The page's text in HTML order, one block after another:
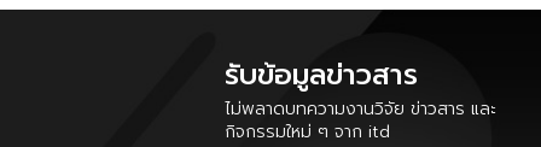
รับข้อมูลข่าวสาร
ไม่พลาดบทความงานวิจัย ข่าวสาร และ
กิจกรรมใหม่ ๆ จาก itd